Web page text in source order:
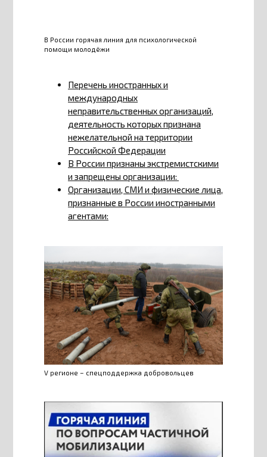
В России горячая линия для психологической
помощи молодёжи
Перечень иностранных и
международных
неправительственных организаций,
деятельность которых признана
нежелательной на территории
Российской Федерации
В России признаны экстремистскими
и запрещены организации:
Организации, СМИ и физические лица,
признанные в России иностранными
агентами:
V регионе – спецподдержка добровольцев